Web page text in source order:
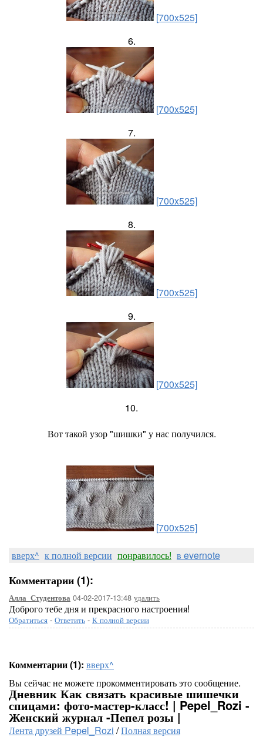
[700x525]
6.
[700x525]
7.
[700x525]
8.
[700x525]
9.
[700x525]
10.
Вот такой узор "шишки" у нас получился.
[700x525]
вверх^ к полной версии понравилось! в evernote
Комментарии (1):
Алла_Студентова 04-02-2017-13:48 удалить
Доброго тебе дня и прекрасного настроения!
Обратиться - Ответить - К полной версии
Комментарии (1): вверх^
Вы сейчас не можете прокомментировать это сообщение.
Дневник Как связать красивые шишечки
спицами: фото-мастер-класс! | Pepel_Rozi -
Женский журнал -Пепел розы |
Лента друзей Pepel_Rozi /Полная версия